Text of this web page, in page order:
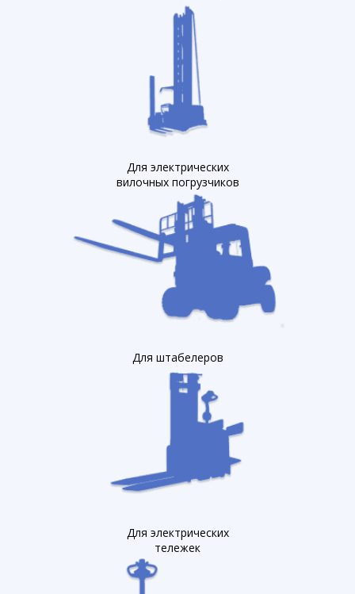
Для электрических
вилочных погрузчиков
Для штабелеров
Для электрических
тележек